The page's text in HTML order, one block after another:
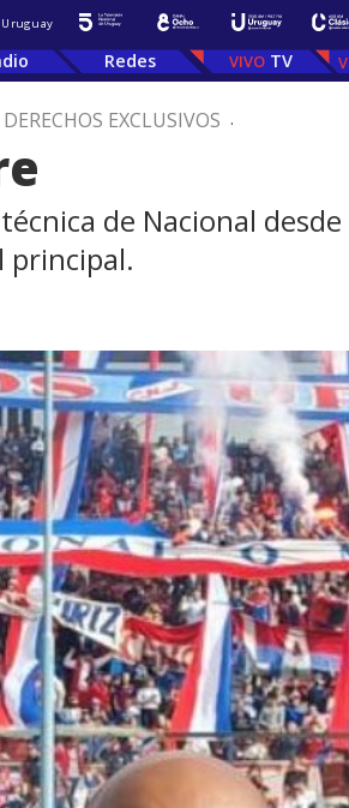
Uruguay
Redes TV
DERECHOS EXCLUSIVOS .
de Nacional
principal.